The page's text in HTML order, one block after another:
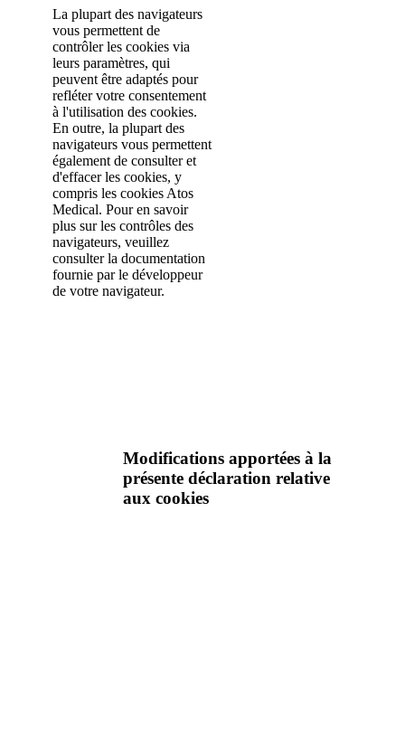
La plupart des navigateurs
vous permettent de
contrôler les cookies via
leurs paramètres, qui
peuvent être adaptés pour
refléter votre consentement
à l'utilisation des cookies.
En outre, la plupart des
navigateurs vous permettent
également de consulter et
d'effacer les cookies, y
compris les cookies Atos
Medical. Pour en savoir
plus sur les contrôles des
navigateurs, veuillez
consulter la documentation
fournie par le développeur
de votre navigateur.
Modifications apportées à la
présente déclaration relative
aux cookies